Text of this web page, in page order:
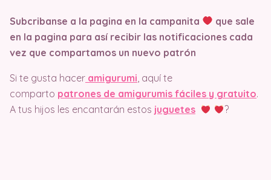
Subcribanse a la pagina en la campanita
que sale
en la pagina para así recibir las notificaciones cada
vez que compartamos un nuevo patrón
Si te gusta hacer amigurumi , aquí te
comparto patrones de amigurumis fáciles y gratuito.
A tus hijos les encantarán estos juguetes ?